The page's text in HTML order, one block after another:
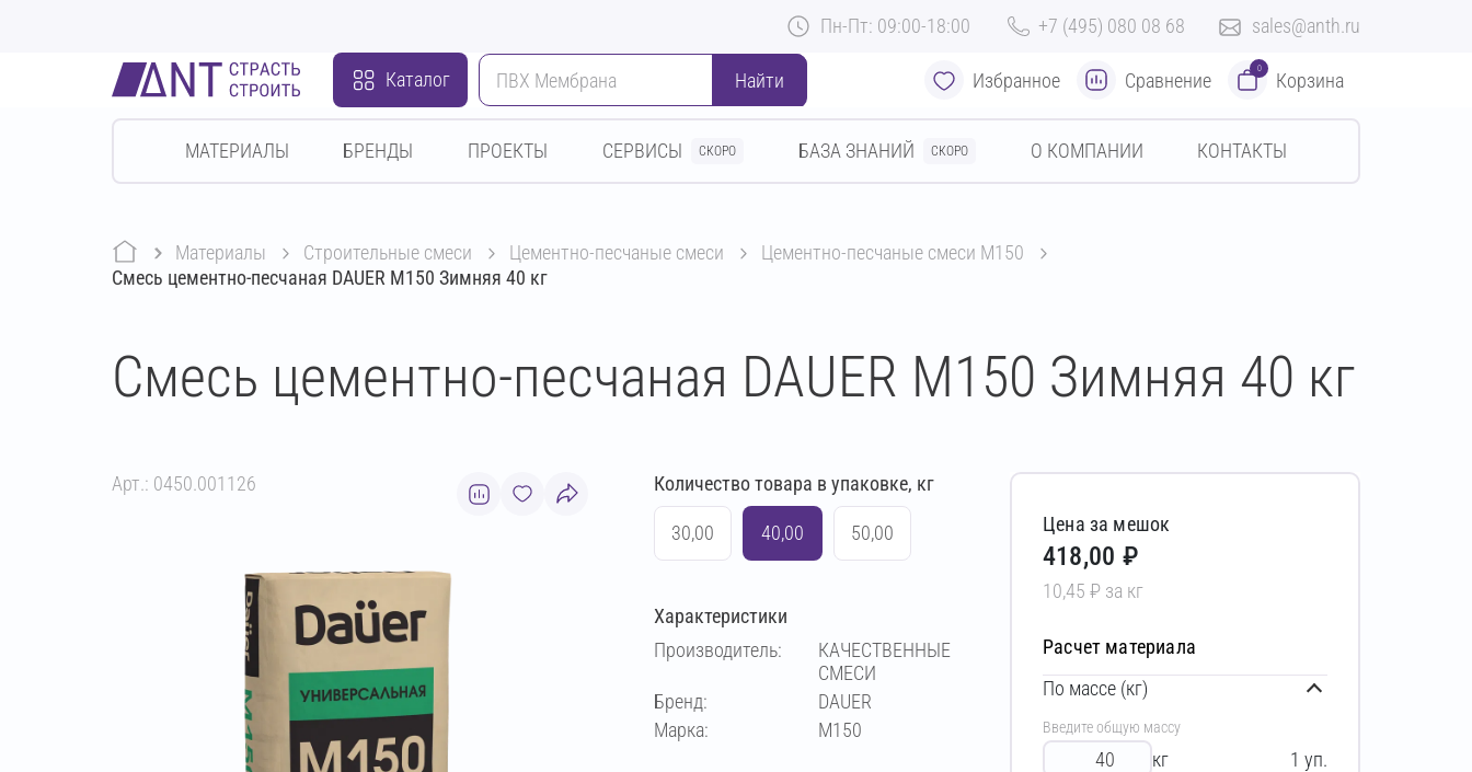
Пн-Пт: 09:00-18:00 +7 (495) 080 08 68 sales@anth.ru
Каталог Найти Избранное Сравнение
0
Корзина
МАТЕРИАЛЫ БРЕНДЫ ПРОЕКТЫ СЕРВИСЫ СКОРО БАЗА ЗНАНИЙ СКОРО О КОМПАНИИ КОНТАКТЫ
Материалы строительные смеси цементно-песчаные смеси
цементно-песчаные смеси М150
Смесь цементно-песчаная DAUER М150 Зимняя 40 кг
Смесь цементно-песчаная DAUER М150 Зимняя 40 кг
Арт.: 0450.001126 Количество товара в упаковке, кг
30,00 40,00 50,00
Характеристики
Производитель:
КАЧЕСТВЕННЫЕ
СМЕСИ
Бренд:
DAUER
Марка:
М150
Цена за мешок
418,00 ₽
10,45 ₽ за кг
Расчет материала
По массе (кг)
Введите общую массу
кг 1 уп.